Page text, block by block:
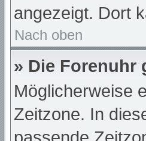
angezeigt. Dort
Nach oben
» Die Forenuhr
Möglicherweise
Zeitzone. In